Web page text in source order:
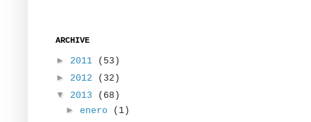
ARCHIVE
► 2011
(53)
► 2012
(32)
▼ 2013
(68)
►enero
(1)